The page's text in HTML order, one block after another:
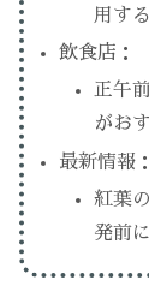
用す
飲食店：
正午
がお
最新情報：
紅葉
発前